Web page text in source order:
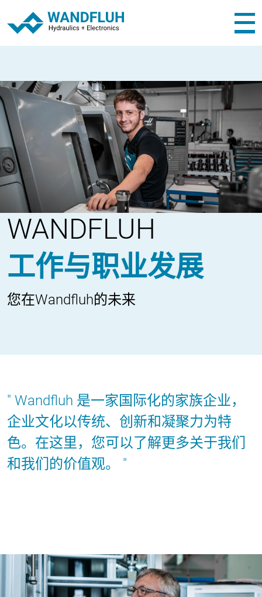
WANDFLUH
工作与职业发展
您在Wandfluh的未来
Wandfluh 是一家国际化的家族企业，
企业文化以传统、创新和凝聚力为特
色。在这里，您可以了解更多关于我们
和我们的价值观。